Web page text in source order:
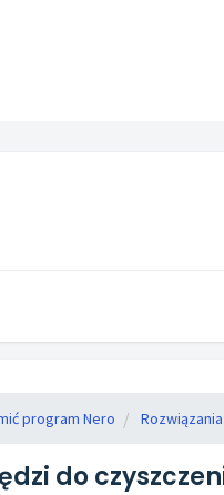
program Nero
do